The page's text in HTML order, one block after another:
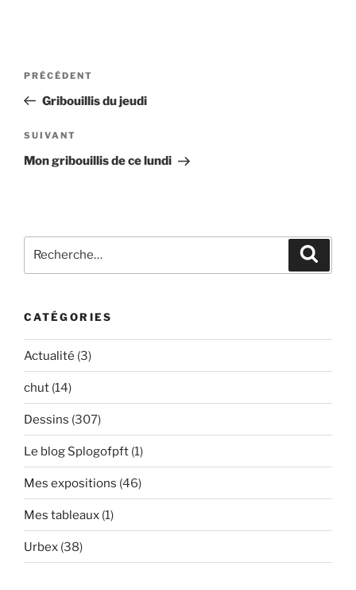
Navigation
l’article
Article
précédent
PRÉCÉDENT
Gribouillis du jeudi
Article
suivant
SUIVANT
Mon gribouillis de ce lundi
pour
CATÉGORIES
Actualité (3)
chut (14)
Dessins (307)
Le blog Splogofpft (1)
Mes expositions (46)
Mes tableaux (1)
Urbex (38)